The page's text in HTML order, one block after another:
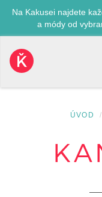
Na Kakusei najdete
a módy od
přejít
ÚVOD